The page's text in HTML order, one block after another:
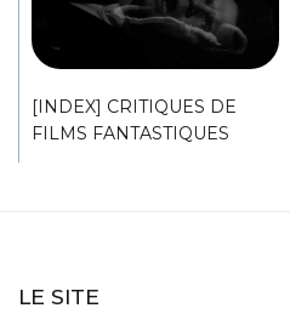
[INDEX] CRITIQUES DE
FILMS FANTASTIQUES
LE SITE